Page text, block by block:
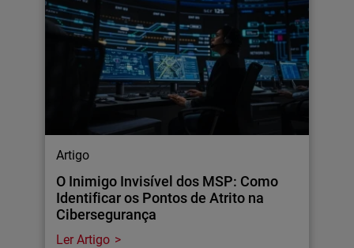
Artigo
O Inimigo Invisível dos MSP: Como
Identificar os Pontos de Atrito na
Cibersegurança
Ler Artigo